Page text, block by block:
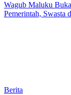
Wagub Maluku
Pemerintah, Swasta
Berita